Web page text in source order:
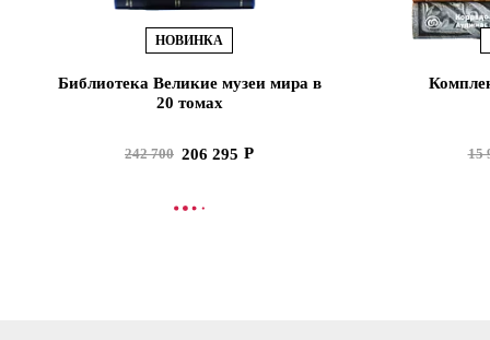
НОВИНКА
Библиотека Великие музеи мира в
20 томах
242 700 206 295
В КОРЗИНУ
15